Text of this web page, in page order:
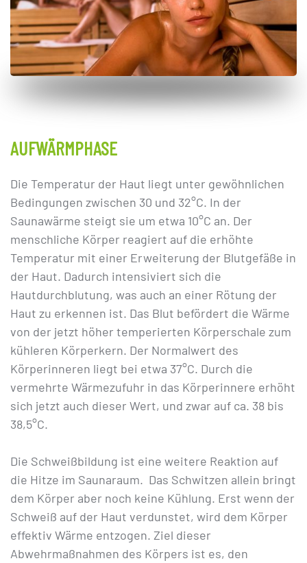
AUFWÄRMPHASE
Die Temperatur der Haut liegt unter gewöhnlichen
Bedingungen zwischen 30 und 32°C. In der
Saunawärme steigt sie um etwa 10°C an. Der
menschliche Körper reagiert auf die erhöhte
Temperatur mit einer Erweiterung der Blutgefäße in
der Haut. Dadurch intensiviert sich die
Hautdurchblutung, was auch an einer Rötung der
Haut zu erkennen ist. Das Blut befördert die Wärme
von der jetzt höher temperierten Körperschale zum
kühleren Körperkern. Der Normalwert des
Körperinneren liegt bei etwa 37°C. Durch die
vermehrte Wärmezufuhr in das Körperinnere erhöht
sich jetzt auch dieser Wert, und zwar auf ca. 38 bis
38,5°C.
Die Schweißbildung ist eine weitere Reaktion auf
die Hitze im Saunaraum. Das Schwitzen allein bringt
dem Körper aber noch keine Kühlung. Erst wenn der
Schweiß auf der Haut verdunstet, wird dem Körper
effektiv Wärme entzogen. Ziel dieser
Abwehrmaßnahmen des Körpers ist es, den